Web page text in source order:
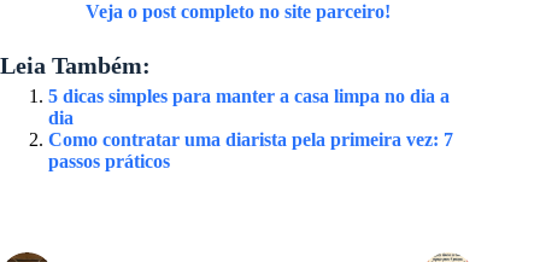
Veja o post completo no site parceiro!
Leia Também:
5 dicas simples para manter a casa limpa no dia a
dia
Como contratar uma diarista pela primeira vez: 7
passos práticos